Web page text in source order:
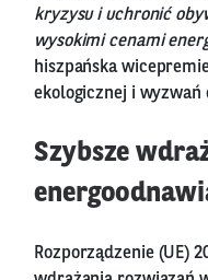
kryzysu i uchronić
wysokimi cenami
hiszpańska
ekologicznej i wyzwań
Szybsze
Rozporządzenie (UE)